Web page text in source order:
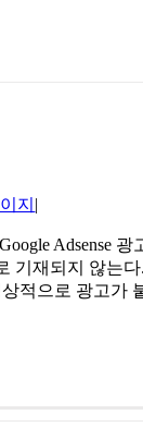
지 |
Adsense
기재되지 않는
적으로 광고가